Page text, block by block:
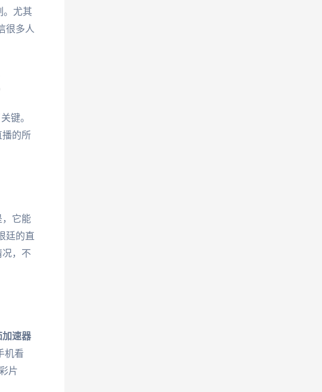
。尤其
很多人
键。
播的所
，它能
廷的直
，不
加速器
机看
片